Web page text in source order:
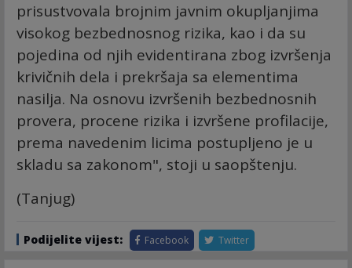
prisustvovala brojnim javnim okupljanjima
visokog bezbednosnog rizika, kao i da su
pojedina od njih evidentirana zbog izvršenja
krivičnih dela i prekršaja sa elementima
nasilja. Na osnovu izvršenih bezbednosnih
provera, procene rizika i izvršene profilacije,
prema navedenim licima postupljeno je u
skladu sa zakonom", stoji u saopštenju.
(Tanjug)
Podijelite vijest: Facebook Twitter